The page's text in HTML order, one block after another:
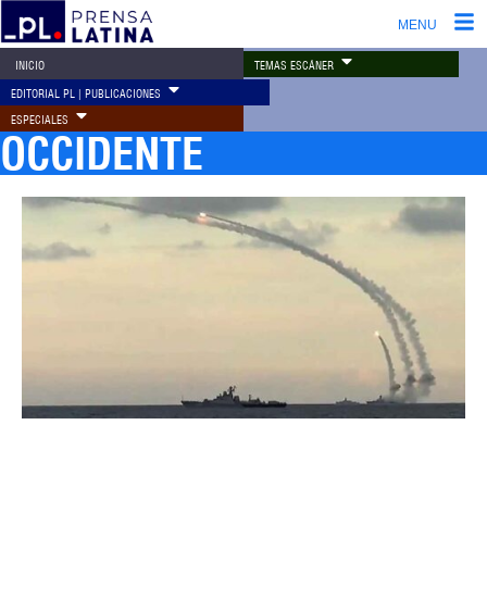
MENU
INICIO TEMAS ESCÁNER
EDITORIAL PL | PUBLICACIONES
ESPECIALES
OCCIDENTE